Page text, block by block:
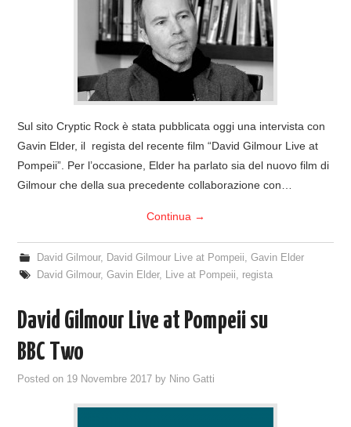
Sul sito Cryptic Rock è stata pubblicata oggi una intervista con
Gavin Elder, il regista del recente film “David Gilmour Live at
Pompeii”. Per l’occasione, Elder ha parlato sia del nuovo film di
Gilmour che della sua precedente collaborazione con…
Continua →
David Gilmour, David Gilmour Live at Pompeii, Gavin Elder
David Gilmour, Gavin Elder, Live at Pompeii, regista
David Gilmour Live at Pompeii su
BBC Two
Posted on 19 Novembre 2017 by Nino Gatti